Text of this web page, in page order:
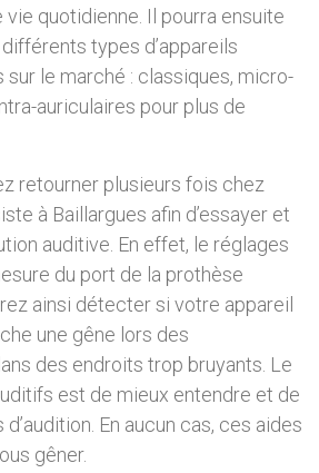
quotidienne. Il pourra ensuite
types d’appareils
le marché : classiques, micro-
auriculaires pour plus de
retourner plusieurs fois chez
à Baillargues afin d’essayer et
auditive. En effet, le réglages
du port de la prothèse
ainsi détecter si votre appareil
une gêne lors des
des endroits trop bruyants. Le
est de mieux entendre et de
En aucun cas, ces aides
gêner.